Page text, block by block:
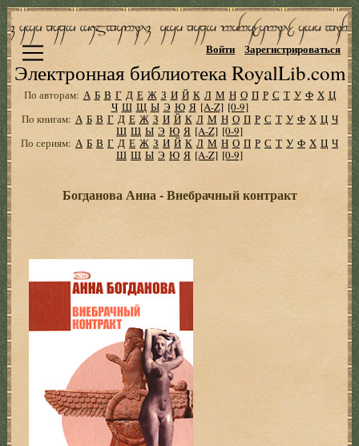
Электронная библиотека RoyalLib.com
Войти Зарегистрироваться
По авторам: А Б В Г Д Е Ж З И Й К Л М Н О П Р С Т У Ф Х Ц
Ч Ш Щ Ы Э Ю Я [A-Z] [0-9]
По книгам: А Б В Г Д Е Ж З И Й К Л М Н О П Р С Т У Ф Х Ц Ч
Ш Щ Ы Э Ю Я [A-Z] [0-9]
По сериям: А Б В Г Д Е Ж З И Й К Л М Н О П Р С Т У Ф Х Ц Ч
Ш Щ Ы Э Ю Я [A-Z] [0-9]
Богданова Анна - Внебрачный контракт